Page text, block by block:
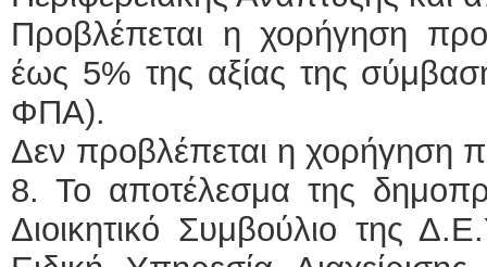
Προβλέπεται η χορήγηση
έως 5% της αξίας της
ΦΠΑ).
Δεν προβλέπεται η χορήγηση
8. Το αποτέλεσμα της
Διοικητικό Συμβούλιο της